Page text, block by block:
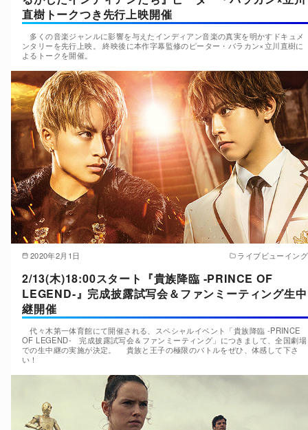
直樹トークつき先行上映開催
多くの音楽ジャンルに影響を与えたインディアン音楽の真実を明かすドキュメ
ンタリーを先行上映。 終映後に本作字幕監修のピーター・バラカン×立川直樹に
よるトークを開催。
2020年2月1日 ライブビューイング
2/13(木)18:00スタート『貴族降臨 -PRINCE OF
LEGEND-』完成披露試写会＆ファンミーティング生中
継開催
代々木第一体育館にて開催される、スペシャルイベント「貴族降臨 -PRINCE
OF LEGEND- 完成披露試写会＆ファンミーティング」につきまして、全国劇場
での生中継の実施が決定。 貴族と王子の極限のバトルをぜひ、体感して下さ
い！